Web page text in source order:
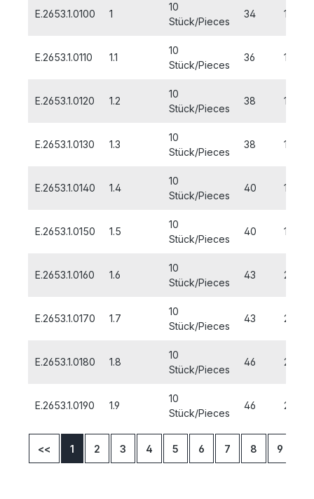
E.2653.1.0100 1
10
Stück/Pieces
34 12
E.2653.1.0110 1.1
10
Stück/Pieces
36 14
E.2653.1.0120 1.2
10
Stück/Pieces
38 16
E.2653.1.0130 1.3
10
Stück/Pieces
38 16
E.2653.1.0140 1.4
10
Stück/Pieces
40 18
E.2653.1.0150 1.5
10
Stück/Pieces
40 18
E.2653.1.0160 1.6
10
Stück/Pieces
43 20
E.2653.1.0170 1.7
10
Stück/Pieces
43 20
E.2653.1.0180 1.8
10
Stück/Pieces
46 22
E.2653.1.0190 1.9
10
Stück/Pieces
46 22
<< 1 2 3 4 5 6 7 8 9